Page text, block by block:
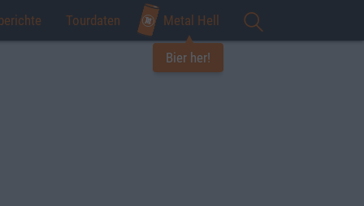
Tourdaten Metal Hell
Bier her!